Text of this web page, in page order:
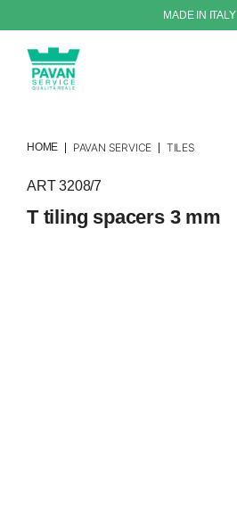
MADE IN ITALY
HOME PAVAN SERVICE TILES
ART 3208/7
T tiling spacers 3 mm